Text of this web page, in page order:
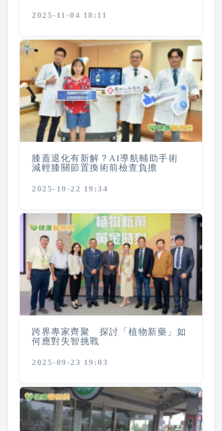
2025-11-04 18:11
膝蓋退化有新解？AI導航輔助手術
減輕膝關節置換術前檢查負擔
2025-10-22 19:34
跨界專家齊聚 探討「植物新藥」如
何應對失智挑戰
2025-09-23 19:03